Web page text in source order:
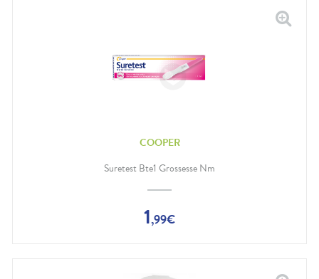
COOPER
Suretest Bte1 Grossesse Nm
1,99€